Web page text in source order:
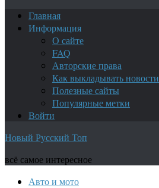
Главная
Информация
О сайте
FAQ
Авторские права
Как выкладывать новости
Полезные сайты
Популярные метки
Войти
Новый Русский Топ
всё самое интересное
Авто и мото